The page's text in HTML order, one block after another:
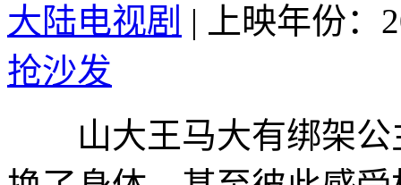
大陆电视剧 |
上映年份：
抢沙发
山大王马大有绑架公